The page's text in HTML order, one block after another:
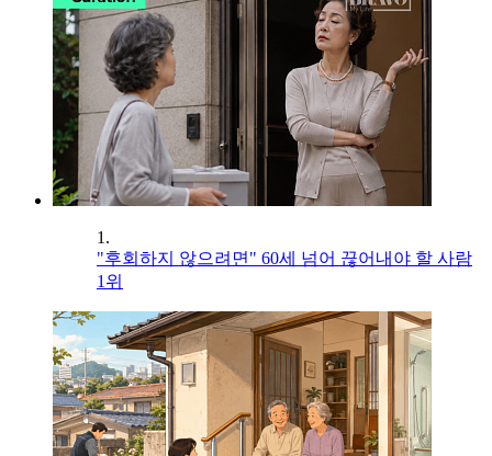
1.
"후회하지 않으려면" 60세 넘어 끊어내야 할 사람
1위